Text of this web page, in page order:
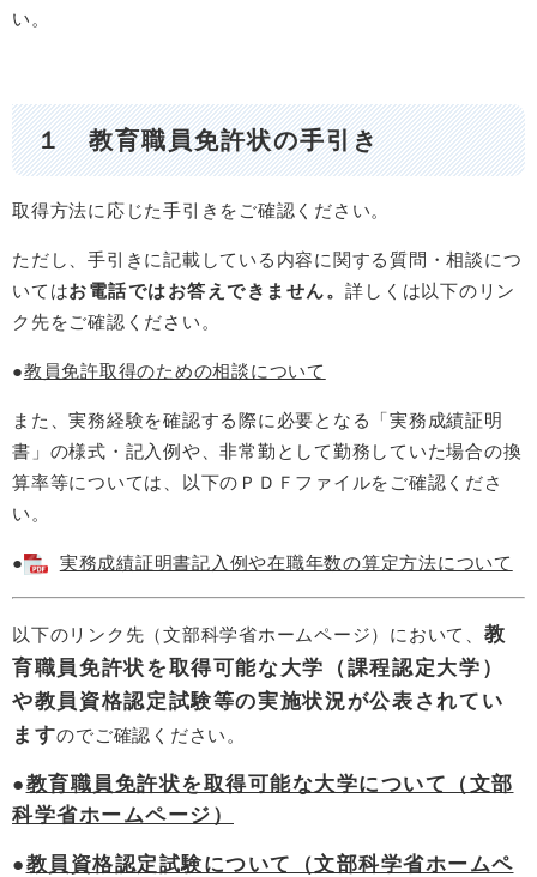
い。
１ 教育職員免許状の手引き
取得方法に応じた手引きをご確認ください。
ただし、手引きに記載している内容に関する質問・相談につ
いてはお電話ではお答えできません。詳しくは以下のリン
ク先をご確認ください。
●教員免許取得のための相談について
また、実務経験を確認する際に必要となる「実務成績証明
書」の様式・記入例や、非常勤として勤務していた場合の換
算率等については、以下のＰＤＦファイルをご確認くださ
い。
● 実務成績証明書記入例や在職年数の算定方法について
以下のリンク先（文部科学省ホームページ）において、 教
育職員免許状を取得可能な大学（課程認定大学）
や教員資格認定試験等の実施状況が公表されてい
ますのでご確認ください。
●教育職員免許状を取得可能な大学について（文部
科学省ホームページ）
●教員資格認定試験について（文部科学省ホームペ